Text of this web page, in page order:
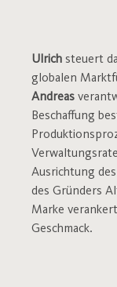
Ulrich steuert
globalen
Andreas
Beschaffung
Ausrichtung
des Gründers
Marke
Geschmack.